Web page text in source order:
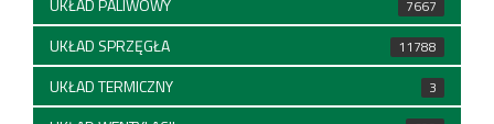
UKŁAD PALIWOWY 7667
UKŁAD SPRZĘGŁA 11788
UKŁAD TERMICZNY 3